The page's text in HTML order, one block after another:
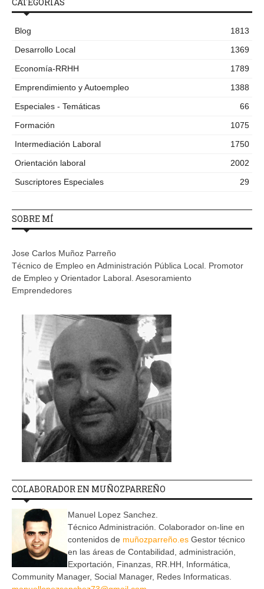
CATEGORÍAS
Blog
1813
Desarrollo Local
1369
Economía-RRHH
1789
Emprendimiento y Autoempleo
1388
Especiales - Temáticas
66
Formación
1075
Intermediación Laboral
1750
Orientación laboral
2002
Suscriptores Especiales
29
SOBRE MÍ
Jose Carlos Muñoz Parreño
Técnico de Empleo en Administración Pública Local. Promotor
de Empleo y Orientador Laboral. Asesoramiento
Emprendedores
COLABORADOR EN MUÑOZPARREÑO
Manuel Lopez Sanchez.
Técnico Administración. Colaborador on-line en
contenidos de muñozparreño.es Gestor técnico
en las áreas de Contabilidad, administración,
Exportación, Finanzas, RR.HH, Informática,
Community Manager, Social Manager, Redes Informaticas.